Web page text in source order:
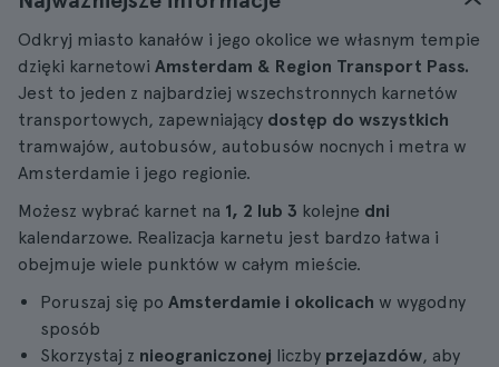
Odkryj miasto kanałów i jego okolice we własnym tempie
dzięki karnetowi Amsterdam & Region Transport Pass.
Jest to jeden z najbardziej wszechstronnych karnetów
transportowych, zapewniający dostęp do wszystkich
tramwajów, autobusów, autobusów nocnych i metra w
Amsterdamie i jego regionie.
Możesz wybrać karnet na 1, 2 lub 3 kolejne dni
kalendarzowe. Realizacja karnetu jest bardzo łatwa i
obejmuje wiele punktów w całym mieście.
Poruszaj się po Amsterdamie i okolicach w wygodny
sposób
Skorzystaj z nieograniczonej liczby przejazdów, aby